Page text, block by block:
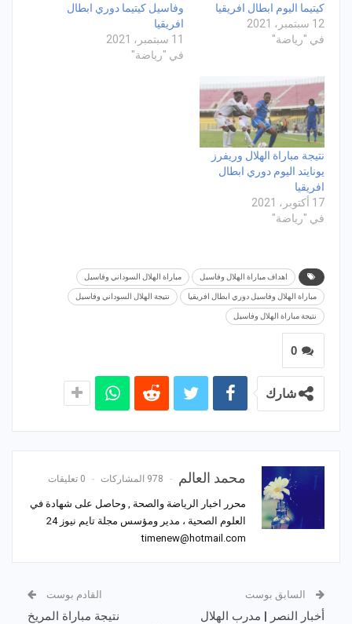
كيتيما اليوم ابطال افريقيا
12 سبتمبر، 2021
في "رياضة"
وفاسيل كيتيما دوري ابطال
افريقيا
11 سبتمبر، 2021
في "رياضة"
نتيجة مباراة الهلال وريفرز
يونايتد اليوم دوري ابطال
افريقيا
17 أكتوبر، 2021
في "رياضة"
اهداف مباراة الهلال وفاسيل مباراة الهلال السوداني وفاسيل
مباراة الهلال وفاسيل دوري ابطال افريقيا نتيجة الهلال السوداني وفاسيل
نتيجة مباراة الهلال وفاسيل
0
شارك
محمد العالم 978 المشاركات 0 تعليقات
محرر اخبار الرياضة والصحة , وحاصل على شهادة في
العلوم الصحية ، مدير ومؤسس مجلة تايم نيوز 24
timenew@hotmail.com
السابق بوست
أخبار النصر | مدرب الهلال
القادم بوست
نتيجة مباراة المريخ